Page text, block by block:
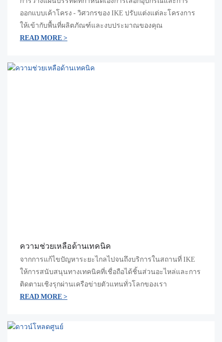
ออกแบบเค้าโครง - วิศวกรของ IKE ปรับแต่งแต่ละโครงการ
ให้เข้ากับพื้นที่ผลิตภัณฑ์และงบประมาณของคุณ
READ MORE >
ความช่วยเหลือด้านเทคนิค
จากการแก้ไขปัญหาระยะไกลไปจนถึงบริการในสถานที่ IKE
ให้การสนับสนุนทางเทคนิคที่เชื่อถือได้ชิ้นส่วนอะไหล่และการ
ติดตามเชิงรุกผ่านเครือข่ายตัวแทนทั่วโลกของเรา
READ MORE >